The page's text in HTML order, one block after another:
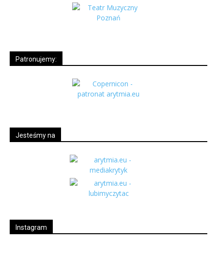
Patronujemy:
Jesteśmy na
Instagram